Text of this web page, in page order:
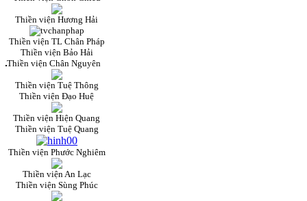
Thiền viện Hương Hải
Thiền viện TL Chân Pháp
Thiền viện Bảo Hải
Thiền viện Chân Nguyên
Thiền viện Tuệ Thông
Thiền viện Đạo Huệ
Thiền viện Hiện Quang
Thiền viện Tuệ Quang
Thiền viện Phước Nghiêm
Thiền viện An Lạc
Thiền viện Sùng Phúc